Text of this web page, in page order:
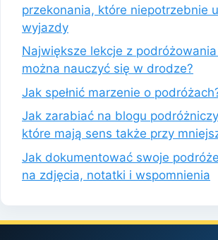
przekonania, które niepotrzebnie
wyjazdy
Największe lekcje z
można nauczyć się w drodze?
Jak spełnić marzenie o
Jak zarabiać na blogu
które mają sens także przy
Jak dokumentować swoje
na zdjęcia, notatki i wspomnienia